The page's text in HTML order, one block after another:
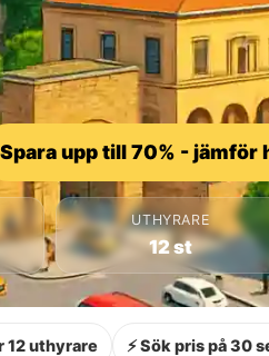
Spara upp till 70% - jämför
UTHYRARE
12 st
12 uthyrare ⚡ Sök pris på 30